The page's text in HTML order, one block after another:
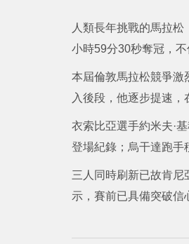
人類長年挑戰的馬拉
小時59分30秒奪冠，
本屆倫敦馬拉松競爭激
入後段，他逐步提速，
衣索比亞選手約米夫·
登場紀錄；烏干達跑手
三人同時刷新已故肯
示，賽前已具備突破信